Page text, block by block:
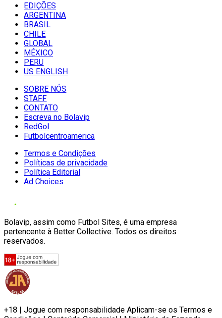
EDIÇÕES
ARGENTINA
BRASIL
CHILE
GLOBAL
MÉXICO
PERU
US ENGLISH
SOBRE NÓS
STAFF
CONTATO
Escreva no Bolavip
RedGol
Futbolcentroamerica
Termos e Condições
Políticas de privacidade
Política Editorial
Ad Choices
Bolavip, assim como Futbol Sites, é uma empresa
pertencente à Better Collective. Todos os direitos
reservados.
+18 | Jogue com responsabilidade Aplicam-se os Termos e